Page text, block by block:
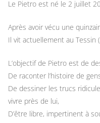
Le Pietro est né le 2 juillet
Après avoir vécu une
Il vit actuellement au Tessin
L’objectif de Pietro est de
De raconter l’histoire de
De dessiner les trucs
vivre près de lui,
D’être libre, impertinent à